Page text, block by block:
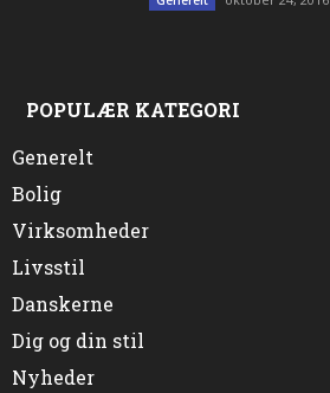
POPULÆR KATEGORI
Generelt
Bolig
Virksomheder
Livsstil
Danskerne
Dig og din stil
Nyheder